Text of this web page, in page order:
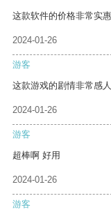
这款软件的价格非常实
2024-01-26
游客
这款游戏的剧情非常感
2024-01-26
游客
超棒啊 好用
2024-01-26
游客